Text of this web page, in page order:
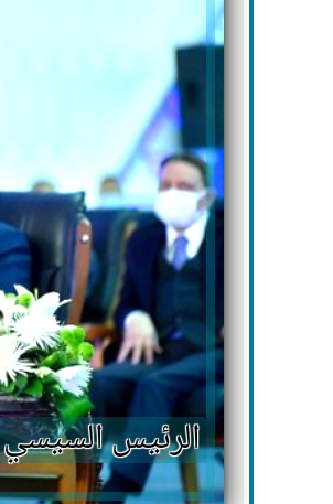
الرئيس السيسي